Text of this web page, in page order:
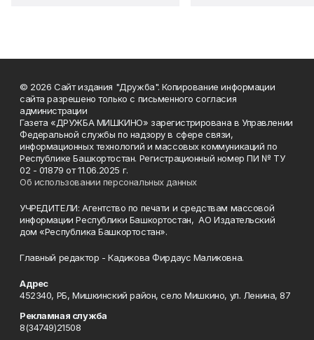
© 2026 Сайт издания "Дружба". Копирование информации
сайта разрешено только с письменного согласия
администрации
Газета «ДРУЖБА МИШКИНО» зарегистрирована в Управлении
Федеральной службы по надзору в сфере связи,
информационных технологий и массовых коммуникаций по
Республике Башкортостан. Регистрационный номер ПИ № ТУ
02 - 01879 от 11.06.2025 г.
Об использовании персональных данных
УЧРЕДИТЕЛИ: Агентство по печати и средствам массовой
информации Республики Башкортостан, АО Издательский
дом «Республика Башкортостан».
Главный редактор - Кадикова Фирдаус Маликовна.
Адрес
452340, РБ, Мишкинский район, село Мишкино, ул. Ленина, 87
Рекламная служба
8(34749)21508